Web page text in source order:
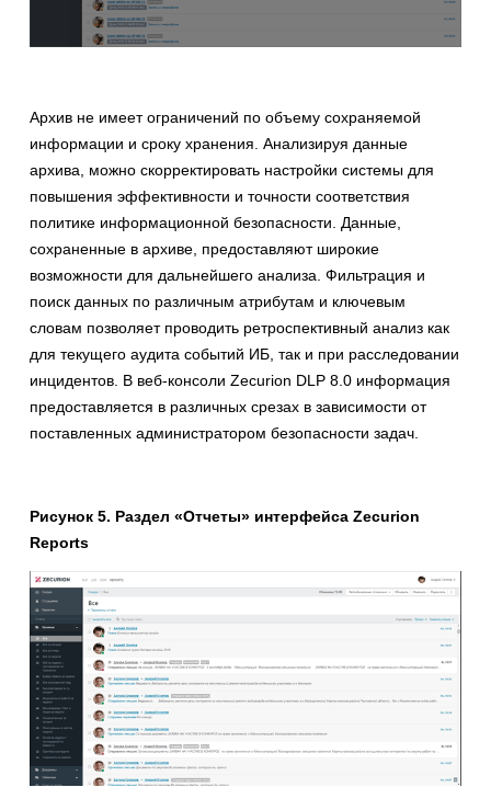
Архив не имеет ограничений по объему сохраняемой
информации и сроку хранения. Анализируя данные
архива, можно скорректировать настройки системы для
повышения эффективности и точности соответствия
политике информационной безопасности. Данные,
сохраненные в архиве, предоставляют широкие
возможности для дальнейшего анализа. Фильтрация и
поиск данных по различным атрибутам и ключевым
словам позволяет проводить ретроспективный анализ как
для текущего аудита событий ИБ, так и при расследовании
инцидентов. В веб-консоли Zecurion DLP 8.0 информация
предоставляется в различных срезах в зависимости от
поставленных администратором безопасности задач.
Рисунок 5. Раздел «Отчеты» интерфейса Zecurion
Reports